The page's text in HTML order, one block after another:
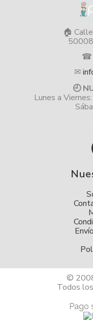
🏠
☎
✉
🕘
Lunes a
©
Todos
Pago